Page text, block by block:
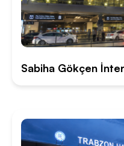
Sabiha Gökçen